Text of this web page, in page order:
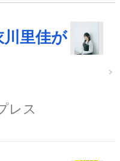
川里佳が
レス